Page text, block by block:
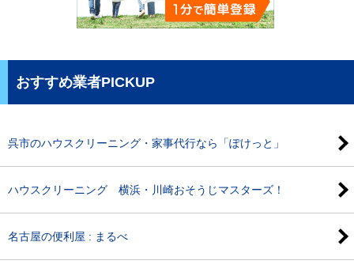
おすすめ業者PICKUP
呉市のハウスクリーニング・家事代行なら「ぽけっと」
ハウスクリーニング 横浜・川崎おそうじマスターズ！
名古屋の便利屋 : まるべ